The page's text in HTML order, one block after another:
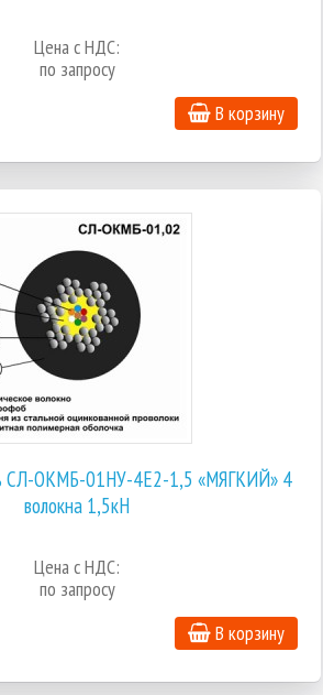
Цена с НДС:
по запросу
В корзину
СЛ-ОКМБ-01НУ-4Е2-1,5 «МЯГКИЙ» 4
волокна 1,5кН
Цена с НДС:
по запросу
В корзину